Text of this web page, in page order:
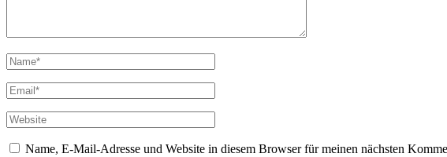
Name, E-Mail-Adresse und Website in diesem Browser für meinen nächsten